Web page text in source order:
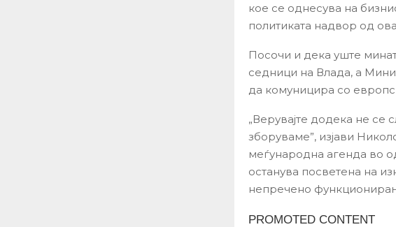
кое се однесува на
политиката надвор од
Посочи и дека уште
седници на Влада, а
да комуницира со
„Верувајте додека не се
зборуваме”, изјави
меѓународна агенда во
останува посветена на
непречено